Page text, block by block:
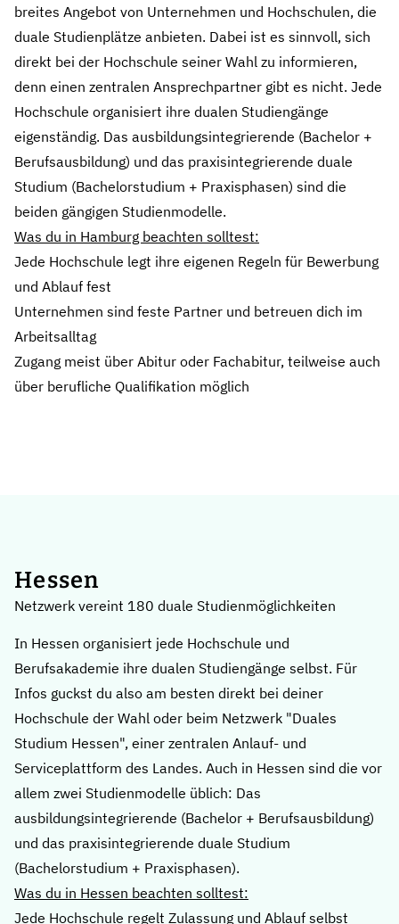
breites Angebot von Unternehmen und Hochschulen, die
duale Studienplätze anbieten. Dabei ist es sinnvoll, sich
direkt bei der Hochschule seiner Wahl zu informieren,
denn einen zentralen Ansprechpartner gibt es nicht. Jede
Hochschule organisiert ihre dualen Studiengänge
eigenständig. Das ausbildungsintegrierende (Bachelor +
Berufsausbildung) und das praxisintegrierende duale
Studium (Bachelorstudium + Praxisphasen) sind die
beiden gängigen Studienmodelle.
Was du in Hamburg beachten solltest:
Jede Hochschule legt ihre eigenen Regeln für Bewerbung
und Ablauf fest
Unternehmen sind feste Partner und betreuen dich im
Arbeitsalltag
Zugang meist über Abitur oder Fachabitur, teilweise auch
über berufliche Qualifikation möglich
Hessen
Netzwerk vereint 180 duale Studienmöglichkeiten
In Hessen organisiert jede Hochschule und
Berufsakademie ihre dualen Studiengänge selbst. Für
Infos guckst du also am besten direkt bei deiner
Hochschule der Wahl oder beim Netzwerk "Duales
Studium Hessen", einer zentralen Anlauf- und
Serviceplattform des Landes. Auch in Hessen sind die vor
allem zwei Studienmodelle üblich: Das
ausbildungsintegrierende (Bachelor + Berufsausbildung)
und das praxisintegrierende duale Studium
(Bachelorstudium + Praxisphasen).
Was du in Hessen beachten solltest:
Jede Hochschule regelt Zulassung und Ablauf selbst